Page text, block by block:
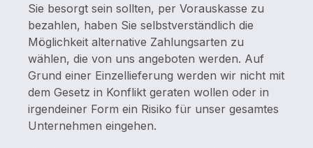
Sie besorgt sein sollten, per Vorauskasse zu
bezahlen, haben Sie selbstverständlich die
Möglichkeit alternative Zahlungsarten zu
wählen, die von uns angeboten werden. Auf
Grund einer Einzellieferung werden wir nicht mit
dem Gesetz in Konflikt geraten wollen oder in
irgendeiner Form ein Risiko für unser gesamtes
Unternehmen eingehen.